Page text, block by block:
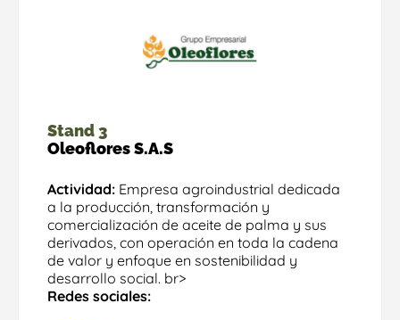
Stand 3
Oleoflores S.A.S
Actividad: Empresa agroindustrial dedicada
a la producción, transformación y
comercialización de aceite de palma y sus
derivados, con operación en toda la cadena
de valor y enfoque en sostenibilidad y
desarrollo social. br>
Redes sociales: